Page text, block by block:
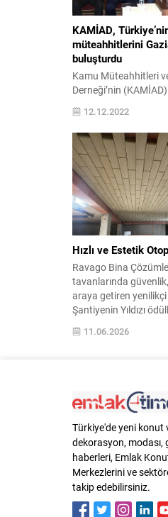
KAMİAD,
müteahhitlerini
buluşturdu
Kamu Müteahhitleri
Derneği’nin
Ticaret Odası (GTO)
düzenlenen “KAMİAD
Buluşmaları”
ve E- İhale
katılımla
GTO Konferans
gerçekleştirilen
açılış konuşmasını
Kurucu Genel
sektörün içinde
koşullar...
12.12.2022
Hızlı ve Estetik
Ravago Bina
tavanlarında
araya getiren
Şantiyenin Yıldızı
mukavemeti, düşük
güvenliği ve
önem kazanırken,
11.06.2026
Türkiye'de yeni konut
dekorasyon, modası,
haberleri, Emlak
Merkezlerini ve
takip edebilirsiniz.